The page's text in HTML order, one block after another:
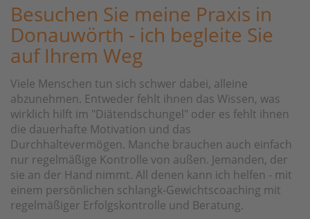
Besuchen Sie meine Praxis in
Donauwörth - ich begleite Sie
auf Ihrem Weg
Viele Menschen tun sich schwer dabei, alleine
abzunehmen. Entweder fehlt ihnen das Wissen, was
wirklich hilft im "Diätendschungel" oder es fehlt ihnen
die dauerhafte Motivation und das
Durchhaltevermögen. Manche brauchen auch einfach
nur regelmäßige Kontrolle von außen. Jemanden, der
sie an der Hand nimmt. All denen kann ich helfen - mit
einem persönlichen schlangk-Gewichtscoaching mit
regelmäßiger Erfolgskontrolle und Beratung.